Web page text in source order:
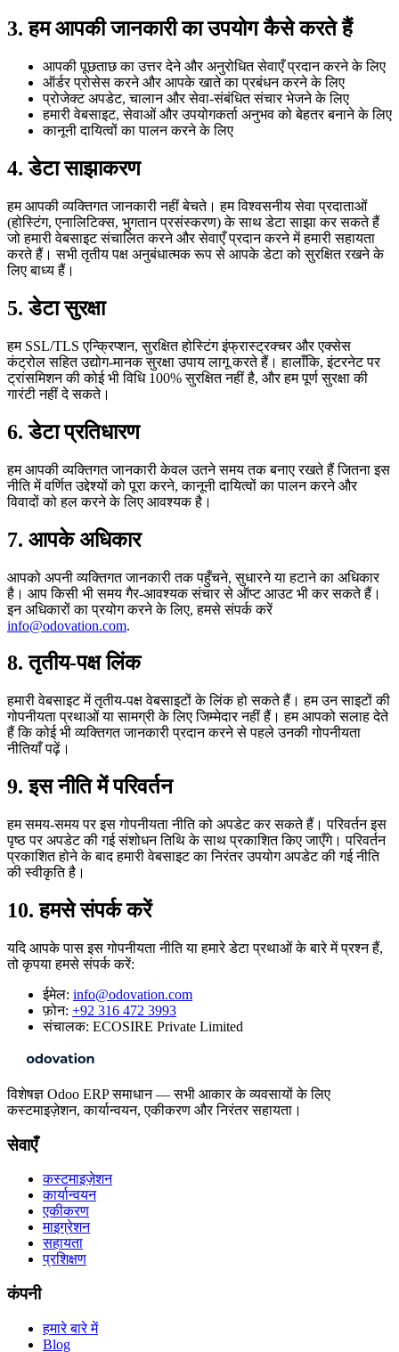
3. हम आपकी जानकारी का उपयोग कैसे करते हैं
आपकी पूछताछ का उत्तर देने और अनुरोधित सेवाएँ प्रदान करने के लिए
ऑर्डर प्रोसेस करने और आपके खाते का प्रबंधन करने के लिए
प्रोजेक्ट अपडेट, चालान और सेवा-संबंधित संचार भेजने के लिए
हमारी वेबसाइट, सेवाओं और उपयोगकर्ता अनुभव को बेहतर बनाने के लिए
कानूनी दायित्वों का पालन करने के लिए
4. डेटा साझाकरण
हम आपकी व्यक्तिगत जानकारी नहीं बेचते। हम विश्वसनीय सेवा प्रदाताओं
(होस्टिंग, एनालिटिक्स, भुगतान प्रसंस्करण) के साथ डेटा साझा कर सकते हैं
जो हमारी वेबसाइट संचालित करने और सेवाएँ प्रदान करने में हमारी सहायता
करते हैं। सभी तृतीय पक्ष अनुबंधात्मक रूप से आपके डेटा को सुरक्षित रखने के
लिए बाध्य हैं।
5. डेटा सुरक्षा
हम SSL/TLS एन्क्रिप्शन, सुरक्षित होस्टिंग इंफ्रास्ट्रक्चर और एक्सेस
कंट्रोल सहित उद्योग-मानक सुरक्षा उपाय लागू करते हैं। हालाँकि, इंटरनेट पर
ट्रांसमिशन की कोई भी विधि 100% सुरक्षित नहीं है, और हम पूर्ण सुरक्षा की
गारंटी नहीं दे सकते।
6. डेटा प्रतिधारण
हम आपकी व्यक्तिगत जानकारी केवल उतने समय तक बनाए रखते हैं जितना इस
नीति में वर्णित उद्देश्यों को पूरा करने, कानूनी दायित्वों का पालन करने और
विवादों को हल करने के लिए आवश्यक है।
7. आपके अधिकार
आपको अपनी व्यक्तिगत जानकारी तक पहुँचने, सुधारने या हटाने का अधिकार
है। आप किसी भी समय गैर-आवश्यक संचार से ऑप्ट आउट भी कर सकते हैं।
इन अधिकारों का प्रयोग करने के लिए, हमसे संपर्क करें
info@odovation.com.
8. तृतीय-पक्ष लिंक
हमारी वेबसाइट में तृतीय-पक्ष वेबसाइटों के लिंक हो सकते हैं। हम उन साइटों की
गोपनीयता प्रथाओं या सामग्री के लिए जिम्मेदार नहीं हैं। हम आपको सलाह देते
हैं कि कोई भी व्यक्तिगत जानकारी प्रदान करने से पहले उनकी गोपनीयता
नीतियाँ पढ़ें।
9. इस नीति में परिवर्तन
हम समय-समय पर इस गोपनीयता नीति को अपडेट कर सकते हैं। परिवर्तन इस
पृष्ठ पर अपडेट की गई संशोधन तिथि के साथ प्रकाशित किए जाएँगे। परिवर्तन
प्रकाशित होने के बाद हमारी वेबसाइट का निरंतर उपयोग अपडेट की गई नीति
की स्वीकृति है।
10. हमसे संपर्क करें
यदि आपके पास इस गोपनीयता नीति या हमारे डेटा प्रथाओं के बारे में प्रश्न हैं,
तो कृपया हमसे संपर्क करें:
ईमेल: info@odovation.com
फ़ोन: +92 316 472 3993
संचालक: ECOSIRE Private Limited
विशेषज्ञ Odoo ERP समाधान — सभी आकार के व्यवसायों के लिए
कस्टमाइज़ेशन, कार्यान्वयन, एकीकरण और निरंतर सहायता।
सेवाएँ
कस्टमाइज़ेशन
कार्यान्वयन
एकीकरण
माइग्रेशन
सहायता
प्रशिक्षण
कंपनी
हमारे बारे में
Blog